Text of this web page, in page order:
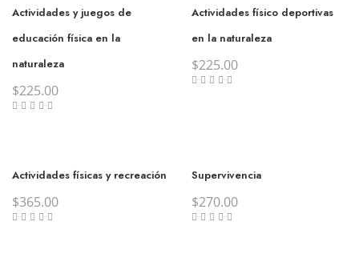
Actividades y juegos de
educación física en la
naturaleza
$225.00
Actividades físico deportivas
en la naturaleza
$225.00
Actividades físicas y recreación
$365.00
Supervivencia
$270.00